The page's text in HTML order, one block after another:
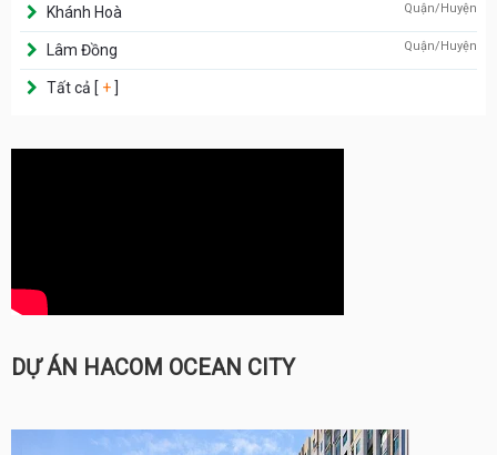
Khánh Hoà Quận/Huyện
Lâm Đồng Quận/Huyện
Tất cả [ + ]
DỰ ÁN HACOM OCEAN CITY